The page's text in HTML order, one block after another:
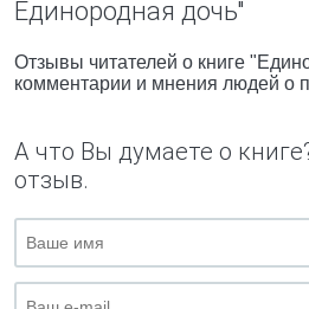
Единородная дочь"
Отзывы читателей о книге
комментарии и мнения людей о
А что Вы думаете о
отзыв.